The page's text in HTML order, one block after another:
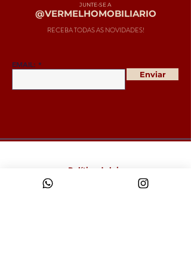
JUNTE-SE A
@VERMELHOMOBILIARIO
RECEBA TODAS AS NOVIDADES!
EMAIL:
Enviar
Política da loja